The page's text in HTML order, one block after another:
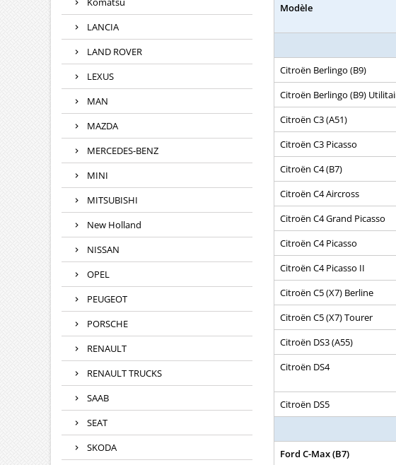
LANCIA
LAND ROVER
LEXUS
MAN
MAZDA
MERCEDES-BENZ
MINI
MITSUBISHI
New Holland
NISSAN
OPEL
PEUGEOT
PORSCHE
RENAULT
RENAULT TRUCKS
SAAB
SEAT
SKODA
Modèle
Citroën Berlingo (B9)
Citroën Berlingo (B9)
Citroën C3 (A51)
Citroën C3 Picasso
Citroën C4 (B7)
Citroën C4 Aircross
Citroën C4 Grand Picasso
Citroën C4 Picasso
Citroën C4 Picasso II
Citroën C5 (X7) Berline
Citroën C5 (X7) Tourer
Citroën DS3 (A55)
Citroën DS4
Citroën DS5
Ford C-Max (B7)